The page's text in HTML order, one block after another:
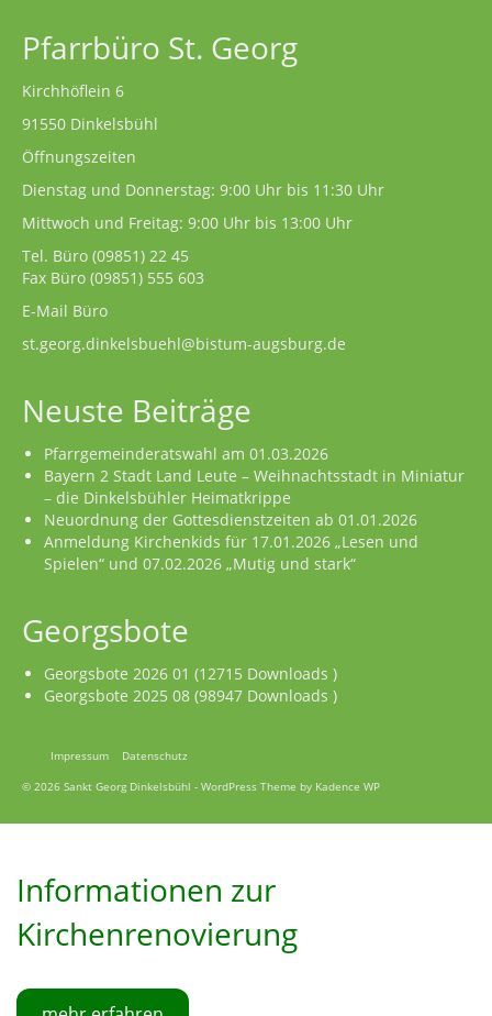
Pfarrbüro St. Georg
Kirchhöflein 6
91550 Dinkelsbühl
Öffnungszeiten
Dienstag und Donnerstag: 9:00 Uhr bis 11:30 Uhr
Mittwoch und Freitag: 9:00 Uhr bis 13:00 Uhr
Tel. Büro (09851) 22 45
Fax Büro (09851) 555 603
E-Mail Büro
st.georg.dinkelsbuehl@bistum-augsburg.de
Neuste Beiträge
Pfarrgemeinderatswahl am 01.03.2026
Bayern 2 Stadt Land Leute – Weihnachtsstadt in Miniatur
– die Dinkelsbühler Heimatkrippe
Neuordnung der Gottesdienstzeiten ab 01.01.2026
Anmeldung Kirchenkids für 17.01.2026 „Lesen und
Spielen“ und 07.02.2026 „Mutig und stark“
Georgsbote
Georgsbote 2026 01 (12715 Downloads )
Georgsbote 2025 08 (98947 Downloads )
Impressum
Datenschutz
© 2026 Sankt Georg Dinkelsbühl - WordPress Theme by Kadence WP
Informationen zur
Kirchenrenovierung